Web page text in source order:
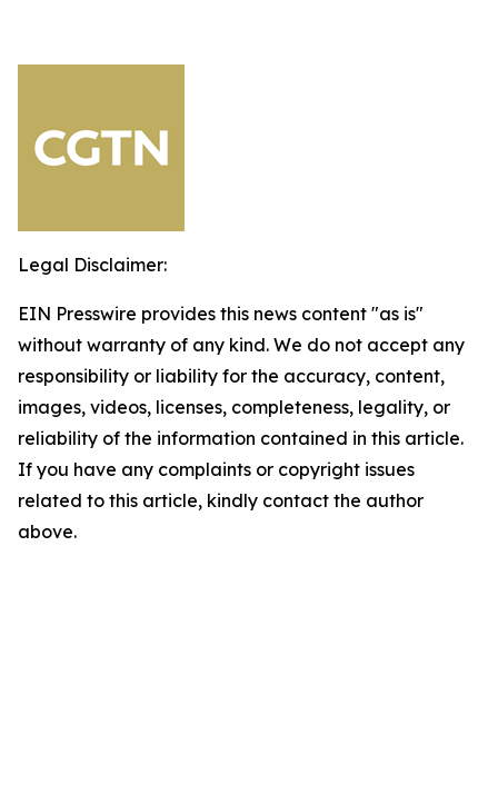
Legal Disclaimer:
EIN Presswire provides this news content "as is"
without warranty of any kind. We do not accept any
responsibility or liability for the accuracy, content,
images, videos, licenses, completeness, legality, or
reliability of the information contained in this article.
If you have any complaints or copyright issues
related to this article, kindly contact the author
above.